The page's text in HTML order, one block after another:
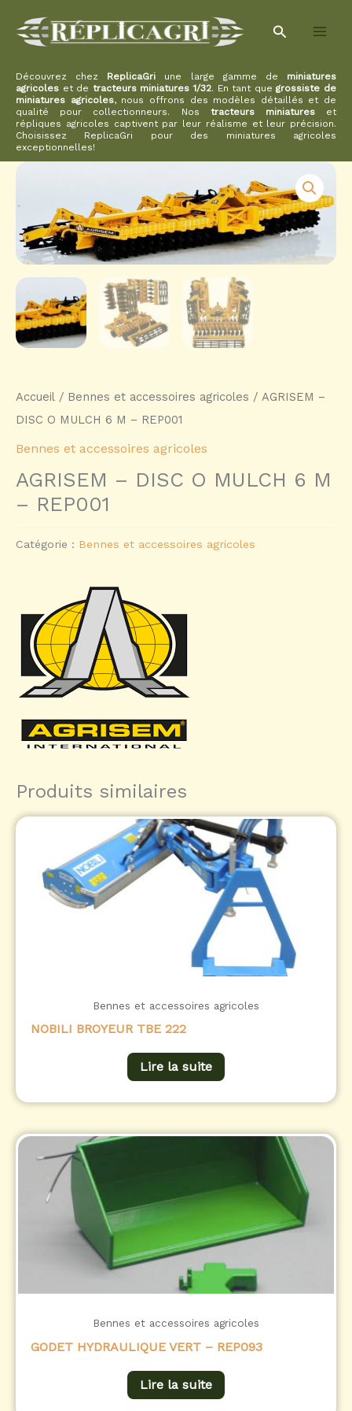
Rechercher
Découvrez chez ReplicaGri une large gamme de miniatures
agricoles et de tracteurs miniatures 1/32. En tant quegrossiste de
miniatures agricoles, nous offrons des modèles détaillés et de
qualité pour collectionneurs. Nos tracteurs miniatureset
répliques agricoles captivent par leur réalisme et leur précision.
Choisissez ReplicaGri pour des miniatures agricoles
exceptionnelles!
Accueil / Bennes et accessoires agricoles / AGRISEM –
DISC O MULCH 6 M – REP001
Bennes et accessoires agricoles
AGRISEM – DISC O MULCH 6 M
– REP001
Catégorie : Bennes et accessoires agricoles
Produits similaires
Bennes et accessoires agricoles
NOBILI BROYEUR TBE 222
Lire la suite
Bennes et accessoires agricoles
GODET HYDRAULIQUE VERT – REP093
Lire la suite